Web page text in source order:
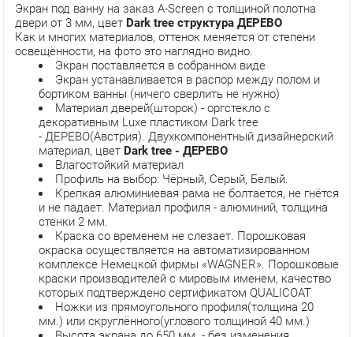
Экран под ванну на заказ A-Screen с толщиной полотна
двери от 3 мм, цвет Dark tree структура ДЕРЕВО
Как и многих материалов, оттенок меняется от степени
освещённости, на фото это наглядно видно.
Экран поставляется в собранном виде
Экран устанавливается в распор между полом и
бортиком ванны (ничего сверлить не нужно)
Материал дверей(шторок) - оргстекло с
декоративным Luxe пластиком Dark tree
- ДЕРЕВО(Австрия). Двухкомпонентный дизайнерский
материал, цвет Dark tree - ДЕРЕВО
Влагостойкий материал
Профиль на выбор: Чёрный, Серый, Белый.
Крепкая алюминиевая рама не болтается, не гнётся
и не падает. Материал профиля - алюминий, толщина
стенки 2 мм.
Краска со временем не слезает. Порошковая
окраска осуществляется на автоматизированном
комплексе Немецкой фирмы «WAGNER». Порошковые
краски производителей с мировым именем, качество
которых подтверждено сертификатом QUALICOAT
Ножки из прямоугольного профиля(толщина 20
мм.) или скруглённого(углового толщиной 40 мм.)